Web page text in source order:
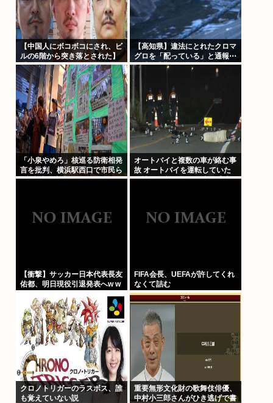
【中国人にボコボコにされ、ビ
ルの6階から突き落とされた】
「闇バイト」 トクリュウの使
い捨てにされた悲惨すぎる実態
募集時の約束は「月収300万
円」も、組織に入った瞬間、
「お前たちはだまされた」
【高知県】違法にとれたクロマ
グロを「配っている」と通報⋯
採捕停止期間に約274kg漁獲、
漁業者3人を書類送検「網にか
かり放流が大変で⋯」
「小泉やめろ」核巡る防衛相発
言を批判、横浜駅西口で市民ら
#高市小泉麻生めちゃくちゃじ
オートバイと複数の車が絡む事
故 オートバイを運転していた
男性が死亡 現場から車が逃走
【衝撃】サッカー日本代表長友
佑都、明日現役引退発表へw w
w w w
FIFA会長、UEFAが許してくれ
なくて詰む
クロノトリガーのラスボス、誰
も覚えていない説
重要無形文化財の歌舞伎俳優、
中村小三郎さんがひき逃げで書